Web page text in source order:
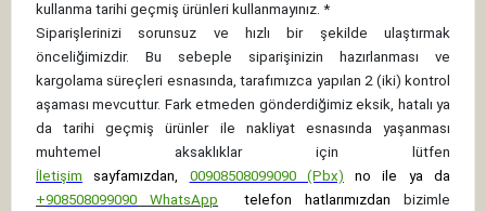
kullanma tarihi geçmiş ürünleri kullanmayınız. *
Siparişlerinizi sorunsuz ve hızlı bir şekilde ulaştırmak
önceliğimizdir. Bu sebeple siparişinizin hazırlanması ve
kargolama süreçleri esnasında, tarafımızca yapılan 2 (iki) kontrol
aşaması mevcuttur. Fark etmeden gönderdiğimiz eksik, hatalı ya
da tarihi geçmiş ürünler ile nakliyat esnasında yaşanması
muhtemel aksaklıklar için lütfen
İletişim
sayfamızdan, 00908508099090 (Pbx) no ile ya da
+908508099090 WhatsApp telefon hatlarımızdan bizimle